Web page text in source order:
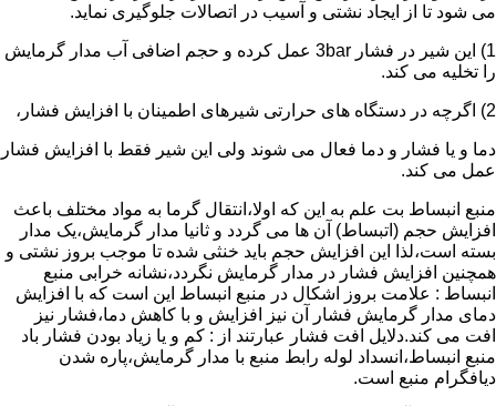
می شود تا از ایجاد نشتی و آسیب در اتصالات جلوگیری نماید.
1) این شیر در فشار 3bar عمل کرده و حجم اضافی آب مدار گرمایش
را تخلیه می کند.
2) اگرچه در دستگاه های حرارتی شیرهای اطمینان با افزایش فشار،
دما و یا فشار و دما فعال می شوند ولی این شیر فقط با افزایش فشار
عمل می کند.
منبع انبساط بت علم به این که اولا،انتقال گرما به مواد مختلف باعث
افزایش حجم (اتبساط) آن ها می گردد و ثانیا مدار گرمایش،یک مدار
بسته است،لذا این افزایش حجم باید خنثی شده تا موجب بروز نشتی و
همچنین افزایش فشار در مدار گرمایش نگردد،نشانه خرابی منبع
انبساط : علامت بروز اشکال در منبع انبساط این است که با افزایش
دمای مدار گرمایش فشار آن نیز افزایش و با کاهش دما،فشار نیز
افت می کند.دلایل افت فشار عبارتند از : کم و یا زیاد بودن فشار باد
منبع انبساط،انسداد لوله رابط منبع با مدار گرمایش،پاره شدن
دیافگرام منبع است.